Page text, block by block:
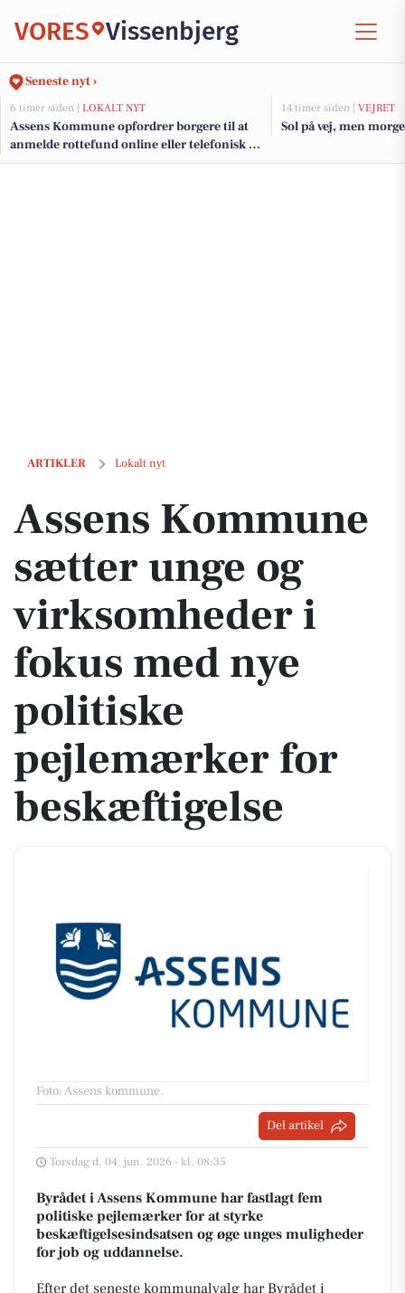
VORES Vissenbjerg
Seneste nyt ›
6 timer siden | LOKALT NYT
Assens Kommune opfordrer borgere til at
anmelde rottefund online eller telefonisk på
hverdage
14 timer siden | VEJRET
Sol på vej, men
ARTIKLER Lokalt nyt
Assens Kommune sætter unge og virksomheder i fokus med nye
Assens Kommune
sætter unge og
virksomheder i
fokus med nye
politiske
pejlemærker for
beskæftigelse
Foto: Assens kommune.
Del artikel
Torsdag d. 04. jun. 2026 - kl. 08:35
Byrådet i Assens Kommune har fastlagt fem
politiske pejlemærker for at styrke
beskæftigelsesindsatsen og øge unges muligheder
for job og uddannelse.
Efter det seneste kommunalvalg har Byrådet i